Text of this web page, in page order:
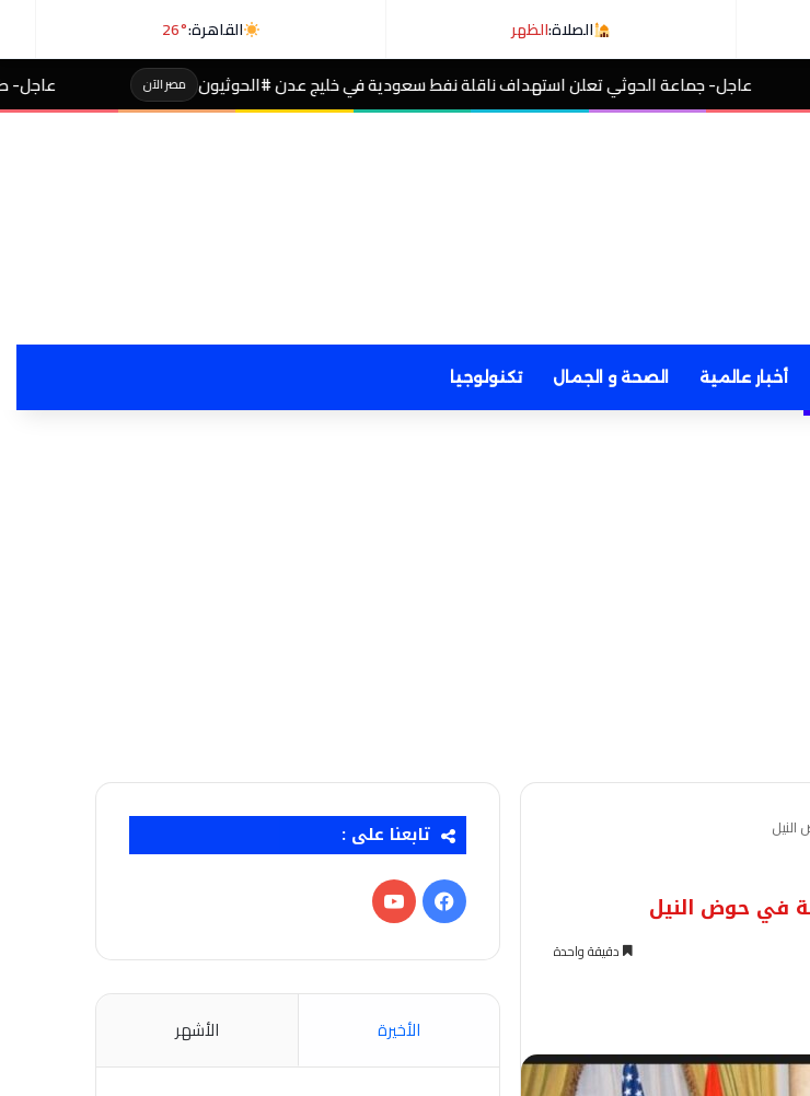
الصلاة:الظهر القاهرة:26°
تعلن استهداف ناقلة نفط سعودية في خليج عدن #الحوثيون مصر الآن عاجل- طالبة صاحبة مجموع 4% بالثانوية تفجر مفاجأة بعد التظلم
أخبار عالمية الصحة و الجمال تكنولوجيا
في حوض النيل
دقيقة واحدة
تابعنا على :
فيسبوك‫YouTube
الأخيرة الأشهر